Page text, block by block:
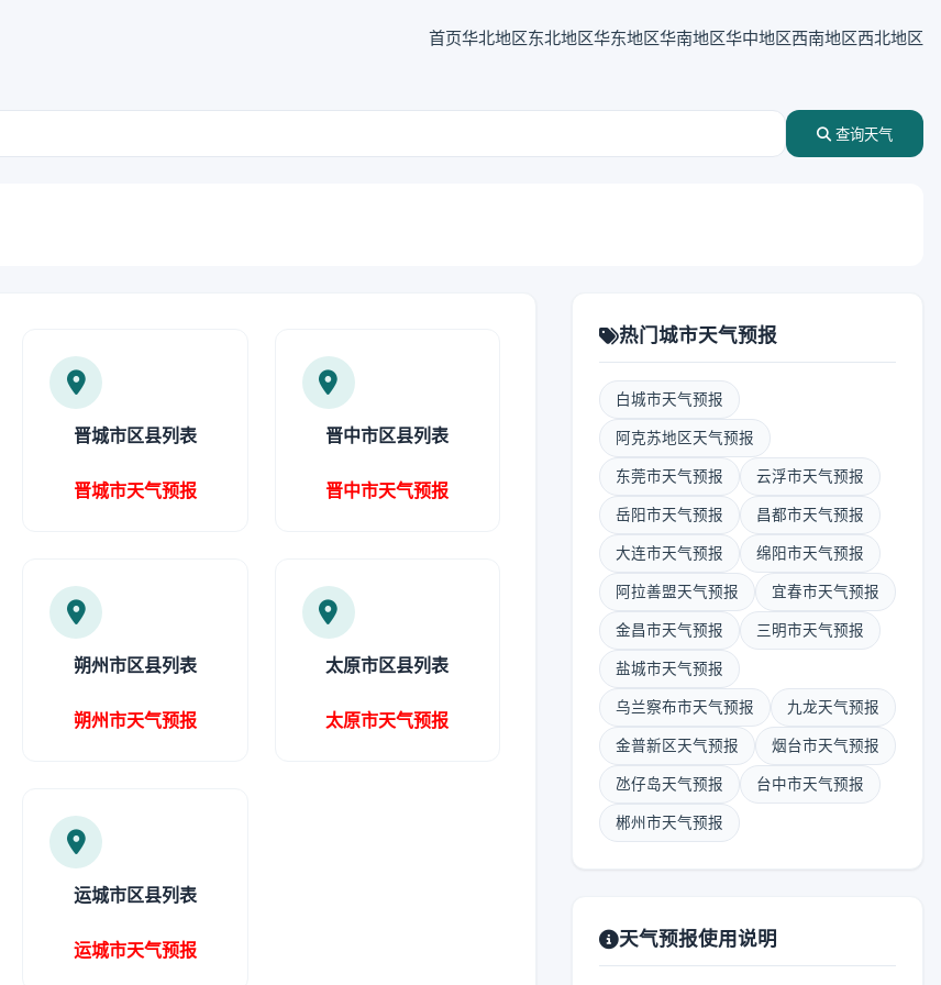
首页华北地区东北地区华东地区华南地区华中地区西南地区西北地区
查询天气
晋城市区县列表
晋城市天气预报
晋中市区县列表
晋中市天气预报
朔州市区县列表
朔州市天气预报
太原市区县列表
太原市天气预报
运城市区县列表
运城市天气预报
热门城市天气预报
白城市天气预报
阿克苏地区天气预报
东莞市天气预报 云浮市天气预报
岳阳市天气预报 昌都市天气预报
大连市天气预报 绵阳市天气预报
阿拉善盟天气预报 宜春市天气预报
金昌市天气预报 三明市天气预报
盐城市天气预报
乌兰察布市天气预报 九龙天气预报
金普新区天气预报 烟台市天气预报
氹仔岛天气预报 台中市天气预报
郴州市天气预报
天气预报使用说明